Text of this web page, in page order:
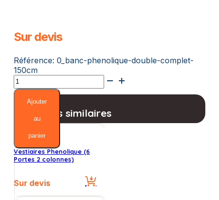
Sur devis
Référence: 0_banc-phenolique-double-complet-
150cm
quantité
de
Banc
Phenolique
Double
(150cm)
Ajouter
au
panier
Produits similaires
Vestiaires Phenolique (6
Portes 2 colonnes)
Sur devis